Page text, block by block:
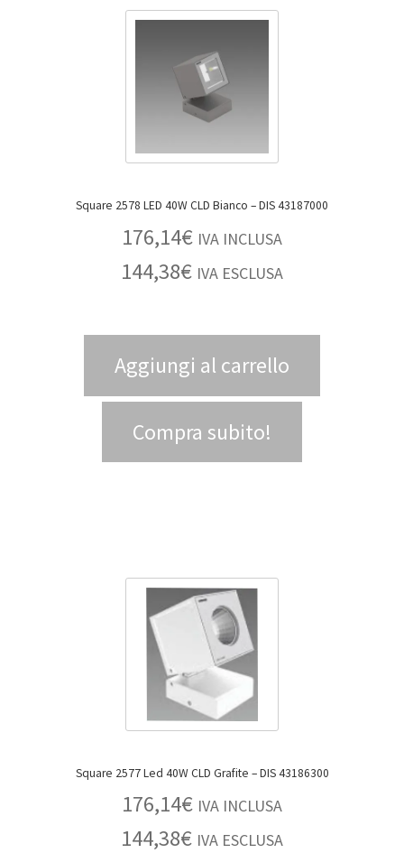
Square 2578 LED 40W CLD Bianco – DIS 43187000
176,14€ IVA INCLUSA
144,38€ IVA ESCLUSA
Aggiungi al carrello
Compra subito!
Square 2577 Led 40W CLD Grafite – DIS 43186300
176,14€ IVA INCLUSA
144,38€ IVA ESCLUSA